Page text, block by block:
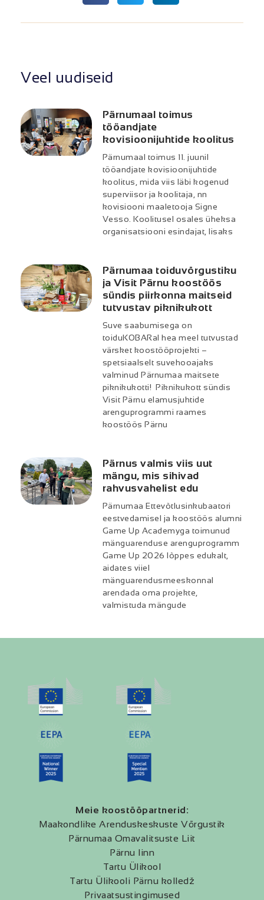
Veel uudiseid
Pärnumaal toimus
tööandjate
kovisioonijuhtide koolitus
Pärnumaal toimus 11. juunil
tööandjate kovisioonijuhtide
koolitus, mida viis läbi kogenud
superviisor ja koolitaja, nn
kovisiooni maaletooja Signe
Vesso. Koolitusel osales üheksa
organisatsiooni esindajat, lisaks
Pärnumaa toiduvõrgustiku
ja Visit Pärnu koostöös
sündis piirkonna maitseid
tutvustav piknikukott
Suve saabumisega on
toiduKOBARal hea meel tutvustad
värsket koostööprojekti –
spetsiaalselt suvehooajaks
valminud Pärnumaa maitsete
piknikukotti! Piknikukott sündis
Visit Pärnu elamusjuhtide
arenguprogrammi raames
koostöös Pärnu
Pärnus valmis viis uut
mängu, mis sihivad
rahvusvahelist edu
Pärnumaa Ettevõtlusinkubaatori
eestvedamisel ja koostöös alumni
Game Up Academyga toimunud
mänguarenduse arenguprogramm
Game Up 2026 lõppes edukalt,
aidates viiel
mänguarendusmeeskonnal
arendada oma projekte,
valmistuda mängude
Meie koostööpartnerid:
Maakondlike Arenduskeskuste Võrgustik
Pärnumaa Omavalitsuste Liit
Pärnu linn
Tartu Ülikool
Tartu Ülikooli Pärnu kolledž
Privaatsustingimused